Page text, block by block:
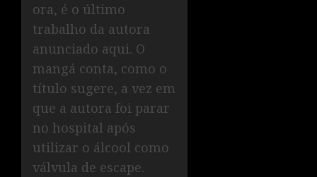
ora, é o último
trabalho da autora
anunciado aqui. O
mangá conta, como o
título sugere, a vez em
que a autora foi parar
no hospital após
utilizar o álcool como
válvula de escape.